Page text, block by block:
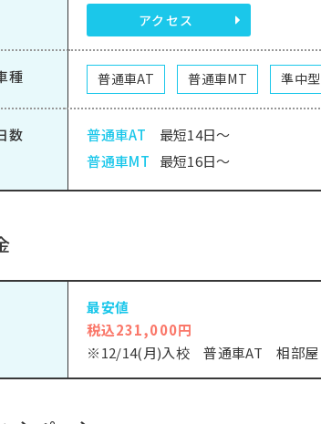
アクセス
種 普通車AT 普通車MT 準中型
数 普通車AT
最短14日～
普通車MT
最短16日～
最安値
税込231,000円
※12/14(月)入校 普通車AT 相部屋